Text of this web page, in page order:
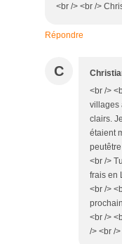
<br /> <br />
Répondre
C
<br />
villages
clairs.
étaient
<br />
frais en
<br />
<br />
/> <br /